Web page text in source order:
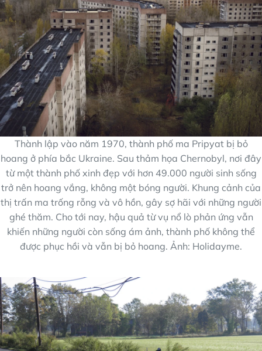
Thành lập vào năm 1970, thành phố ma Pripyat bị bỏ
hoang ở phía bắc Ukraine. Sau thảm họa Chernobyl, nơi đây
từ một thành phố xinh đẹp với hơn 49.000 người sinh sống
trở nên hoang vắng, không một bóng người. Khung cảnh của
thị trấn ma trống rỗng và vô hồn, gây sợ hãi với những người
ghé thăm. Cho tới nay, hậu quả từ vụ nổ lò phản ứng vẫn
khiến những người còn sống ám ảnh, thành phố không thể
được phục hồi và vẫn bị bỏ hoang. Ảnh: Holidayme.